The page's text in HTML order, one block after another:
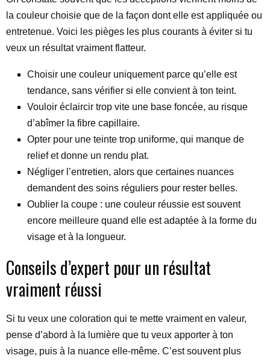
la couleur choisie que de la façon dont elle est appliquée ou
entretenue. Voici les pièges les plus courants à éviter si tu
veux un résultat vraiment flatteur.
Choisir une couleur uniquement parce qu’elle est
tendance, sans vérifier si elle convient à ton teint.
Vouloir éclaircir trop vite une base foncée, au risque
d’abîmer la fibre capillaire.
Opter pour une teinte trop uniforme, qui manque de
relief et donne un rendu plat.
Négliger l’entretien, alors que certaines nuances
demandent des soins réguliers pour rester belles.
Oublier la coupe : une couleur réussie est souvent
encore meilleure quand elle est adaptée à la forme du
visage et à la longueur.
Conseils d’expert pour un résultat
vraiment réussi
Si tu veux une coloration qui te mette vraiment en valeur,
pense d’abord à la lumière que tu veux apporter à ton
visage, puis à la nuance elle-même. C’est souvent plus